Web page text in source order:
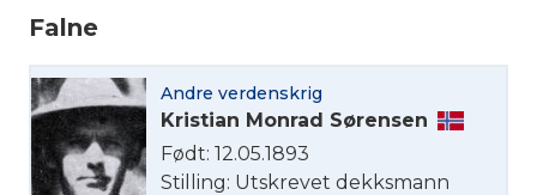
Falne
Andre verdenskrig
Kristian Monrad Sørensen
Født: 12.05.1893
Stilling: Utskrevet dekksmann
Velg språk